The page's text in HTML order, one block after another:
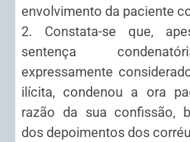
envolvimento da paciente
2. Constata-se que,
sentença
expressamente
ilícita, condenou a ora
razão da sua confissão,
dos depoimentos dos